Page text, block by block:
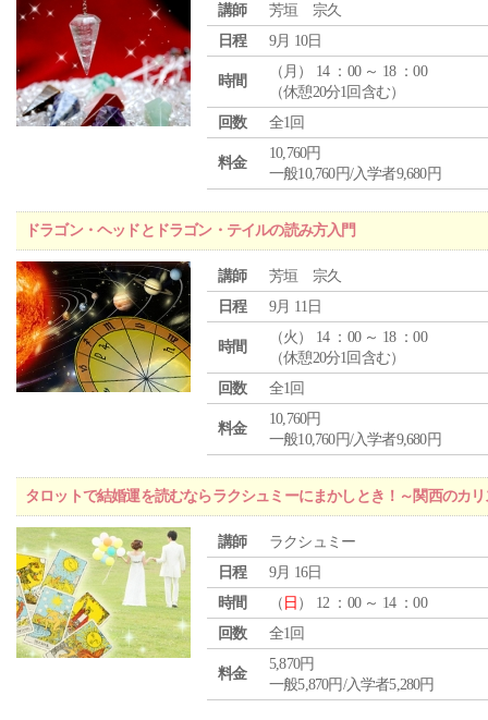
講師
芳垣 宗久
日程
9月 10日
時間
（ 月 ） 14 ：00 ～ 18 ：00
（休憩20分1回含む）
回数
全1回
料金
10,760円
一般10,760円/入学者9,680円
ドラゴン・ヘッドとドラゴン・テイルの読み方入門
講師
芳垣 宗久
日程
9月 11日
時間
（火 ） 14 ：00 ～ 18 ：00
（休憩20分1回含む）
回数
全1回
料金
10,760円
一般10,760円/入学者9,680円
タロットで結婚運を読むならラクシュミーにまかしとき！～関西のカ
講師
ラクシュミー
日程
9月 16日
時間
（ 日 ） 12 ：00 ～ 14 ：00
回数
全1回
料金
5,870円
一般5,870円/入学者5,280円